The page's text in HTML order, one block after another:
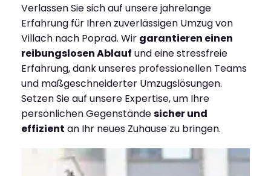
Verlassen Sie sich auf unsere jahrelange
Erfahrung für Ihren zuverlässigen Umzug von
Villach nach Poprad. Wir garantieren einen
reibungslosen Ablauf und eine stressfreie
Erfahrung, dank unseres professionellen Teams
und maßgeschneiderter Umzugslösungen.
Setzen Sie auf unsere Expertise, um Ihre
persönlichen Gegenständesicher und
effizient an Ihr neues Zuhause zu bringen.